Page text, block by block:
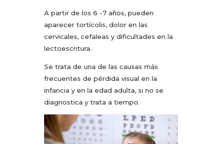
A partir de los 6 -7 años, pueden
aparecer tortícolis, dolor en las
cervicales, cefaleas y dificultades en la
lectoescritura.
Se trata de una de las causas más
frecuentes de pérdida visual en la
infancia y en la edad adulta, si no se
diagnostica y trata a tiempo.